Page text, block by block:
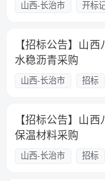
山西-长治市 开标
【招标公告】山
水稳沥青采购
山西-长治市 招标
【招标公告】山
保温材料采购
山西-长治市 招标